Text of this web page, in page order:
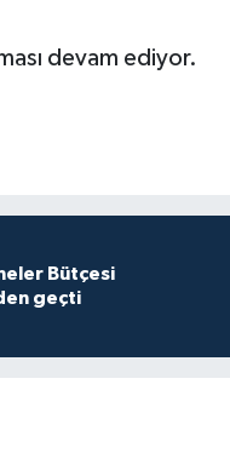
devam ediyor.
Bütçesi
geçti